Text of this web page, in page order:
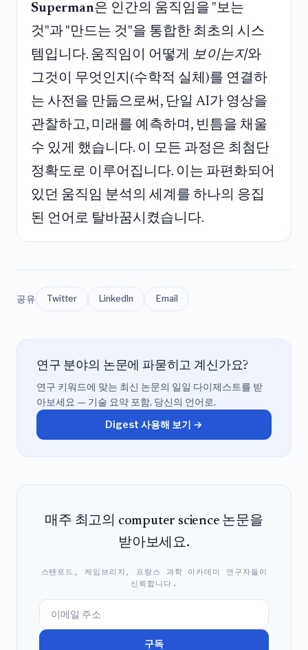
Superman은 인간의 움직임을 "보는
것"과 "만드는 것"을 통합한 최초의 시스
템입니다. 움직임이 어떻게 보이는지와
그것이 무엇인지(수학적 실체)를 연결하
는 사전을 만듦으로써, 단일 AI가 영상을
관찰하고, 미래를 예측하며, 빈틈을 채울
수 있게 했습니다. 이 모든 과정은 최첨단
정확도로 이루어집니다. 이는 파편화되어
있던 움직임 분석의 세계를 하나의 응집
된 언어로 탈바꿈시켰습니다.
공유 Twitter LinkedIn Email
연구 분야의 논문에 파묻히고 계신가요?
연구 키워드에 맞는 최신 논문의 일일 다이제스트를 받
아보세요 — 기술 요약 포함, 당신의 언어로.
Digest 사용해 보기 →
매주 최고의 computer science 논문을
받아보세요.
스탠포드, 케임브리지, 프랑스 과학 아카데미 연구자들이
신뢰합니다.
구독